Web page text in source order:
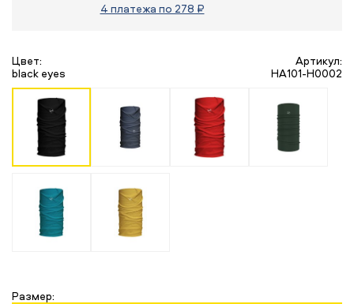
4 платежа по 278 ₽
Цвет:
black eyes
Артикул:
HA101-H0002
Размер: